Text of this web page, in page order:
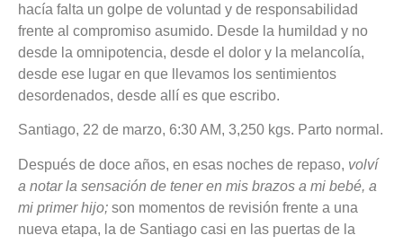
hacía falta un golpe de voluntad y de responsabilidad
frente al compromiso asumido. Desde la humildad y no
desde la omnipotencia, desde el dolor y la melancolía,
desde ese lugar en que llevamos los sentimientos
desordenados, desde allí es que escribo.
Santiago, 22 de marzo, 6:30 AM, 3,250 kgs. Parto normal.
Después de doce años, en esas noches de repaso, volví
a notar la sensación de tener en mis brazos a mi bebé, a
mi primer hijo; son momentos de revisión frente a una
nueva etapa, la de Santiago casi en las puertas de la